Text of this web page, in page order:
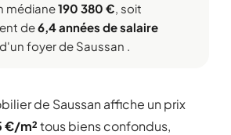
médiane190 380 €, soit
de6,4 années de salaire
d'un foyer de Saussan .
de Saussan affiche un prix
€/m²tous biens confondus,